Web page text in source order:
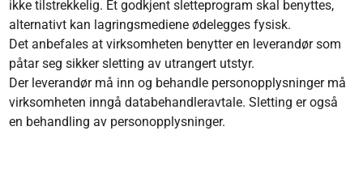
ikke tilstrekkelig. Et godkjent sletteprogram skal benyttes,
alternativt kan lagringsmediene ødelegges fysisk.
Det anbefales at virksomheten benytter en leverandør som
påtar seg sikker sletting av utrangert utstyr.
Der leverandør må inn og behandle personopplysninger må
virksomheten inngå databehandleravtale. Sletting er også
en behandling av personopplysninger.